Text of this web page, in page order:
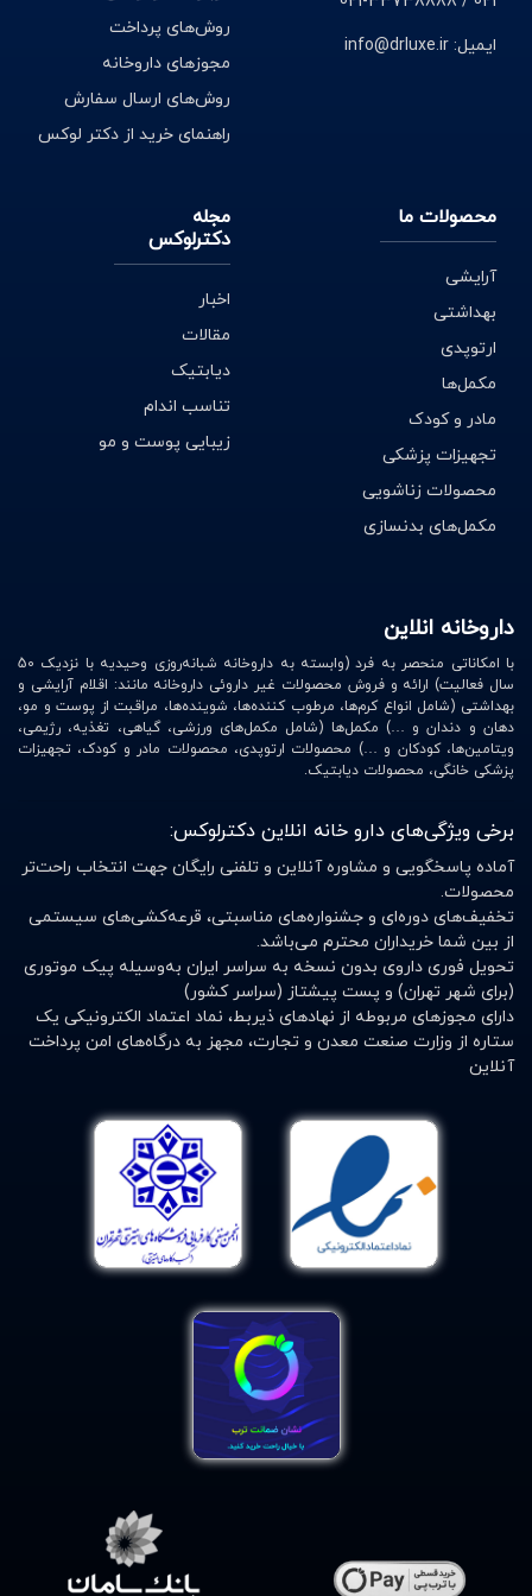
فواید کیسه آب گرم
1. کمک به زودتر خوابیدن کودک
2. آرام کردن روده و بهبود درد قاعدگی
4. بهبود گردن درد
6. بهبود کمر درد
8. بهبود درد عضلانی بعد از ورزش
9. بهبود سرفه همراه با خس خس سینه
عوارض کیسه آب گرم
به طور کلی فواید کیسه های آب گرم بیشتر از معایب آن
است فقط لازم است به دو نکته توجه داشته باشید:
اگر از کیسه آب گرم به درستی استفاده نکنید و یا به نکات
ایمنی مربوط به آن توجه نداشته باشید، استفاده از آن
می‌تواند به سوختگی منجر شود.
نکته مهم بعدی به کیفیت آن مربوط می‌شود. گاهی اوقات
ممکن است بدون دلیل مشخصی کیسه آب گرم ترکیده و یا
چنین حوادثی جلوگیری خواهد کرد.
برای خرید آنلاین کیسه آب گرم چه کاری
انجام دهیم؟
یکی از سایت های عرضه کننده انواع کیسه آب گرم که در
سال‌های اخیر همواره توانسته رضایت مشتریان را به دلیل
قیمت بسیار مناسب و کیفیت برندهای موجود در سایت جلب
نماید، سایت دکتر لوکس میباشد.
داروخانه آنلاین دکتر لوکس یکی از سایت های پرطرفدار و
تجهیزات پزشکی است. این سایت یکی از بزرگترین سایت های
داروخانه آنلاین در ایران می باشد.
ایمیل: info@drluxe.ir
روش‌های پرداخت
مجوزهای داروخانه
روش‌های ارسال سفارش
راهنمای خرید از دکتر لوکس
محصولات ما
آرایشی
بهداشتی
ارتوپدی
مکمل‌ها
مادر و کودک
تجهیزات پزشکی
محصولات زناشویی
مکمل‌های بدنسازی
مجله
دکترلوکس
اخبار
مقالات
دیابتیک
تناسب اندام
زیبایی پوست و مو
داروخانه انلاین
با امکاناتی منحصر به فرد (وابسته به داروخانه شبانه‌روزی وحیدیه با نزدیک 50
سال فعالیت) ارائه و فروش محصولات غیر داروئی داروخانه مانند: اقلام آرایشی و
بهداشتی (شامل انواع کرم‌ها، مرطوب کننده‌ها، شوینده‌ها، مراقبت از پوست و مو،
دهان و دندان و …) مکمل‌ها (شامل مکمل‌های ورزشی، گیاهی، تغذیه، رژیمی،
ویتامین‌ها، کودکان و …) محصولات ارتوپدی، محصولات مادر و کودک، تجهیزات
پزشکی خانگی، محصولات دیابتیک.
برخی ویژگی‌های دارو خانه انلاین دکترلوکس:
آماده پاسخگویی و مشاوره آنلاین و تلفنی رایگان جهت انتخاب راحت‌تر
محصولات.
تخفیف‌های دوره‌ای و جشنواره‌های مناسبتی، قرعه‌کشی‌های سیستمی
از بین شما خریداران محترم می‌باشد.
تحویل فوری داروی بدون نسخه به سراسر ایران به‌وسیله پیک موتوری
(برای شهر تهران) و پست پیشتاز (سراسر کشور)
دارای مجوزهای مربوطه از نهادهای ذیربط، نماد اعتماد الکترونیکی یک
ستاره از وزارت صنعت معدن و تجارت، مجهز به درگاه‌های امن پرداخت
آنلاین